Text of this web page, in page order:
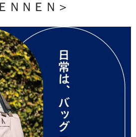
ＮＮＥＮ＞